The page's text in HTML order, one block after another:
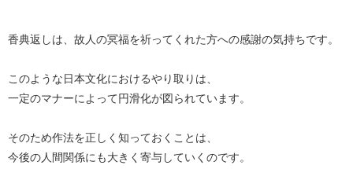
香典返しは、故人の冥福を祈ってくれた方への感謝の気持ちです。
このような日本文化におけるやり取りは、
一定のマナーによって円滑化が図られています。
そのため作法を正しく知っておくことは、
今後の人間関係にも大きく寄与していくのです。